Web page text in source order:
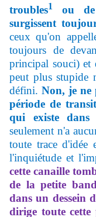
troubles1
ou de
surgissent
ceux qu'on
toujours de
principal souci)
peut plus stupide
défini. Non, je ne
période de
qui existe dans
seulement n'a
toute trace d'idée
l'inquiétude et
cette canaille
de la petite
dans un dessein
dirige toute cette